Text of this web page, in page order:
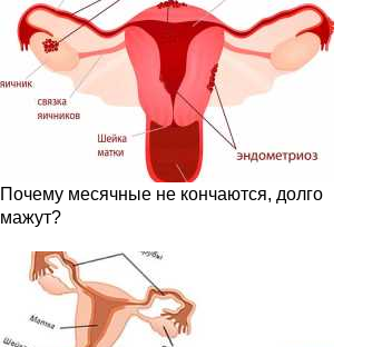
Почему месячные не кончаются, долго
мажут?